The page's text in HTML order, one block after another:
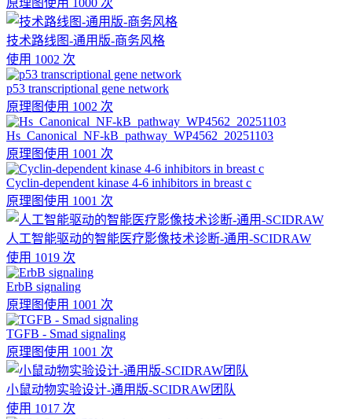
技术路线图-通用版-商务风格
使用 1002 次
p53 transcriptional gene network
原理图使用 1002 次
Hs_Canonical_NF-kB_pathway_WP4562_20251103
原理图使用 1001 次
Cyclin-dependent kinase 4-6 inhibitors in breast c
原理图使用 1001 次
人工智能驱动的智能医疗影像技术诊断-通用-SCIDRAW
使用 1019 次
ErbB signaling
原理图使用 1001 次
TGFB - Smad signaling
原理图使用 1001 次
小鼠动物实验设计-通用版-SCIDRAW团队
使用 1017 次